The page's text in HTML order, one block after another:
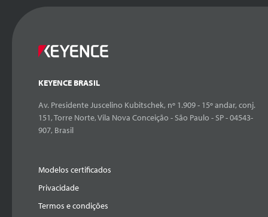
KEYENCE BRASIL
Av. Presidente Juscelino Kubitschek, nº 1.909 - 15º andar, conj.
151, Torre Norte, Vila Nova Conceição - São Paulo - SP - 04543-
907, Brasil
Modelos certificados
Privacidade
Termos e condições